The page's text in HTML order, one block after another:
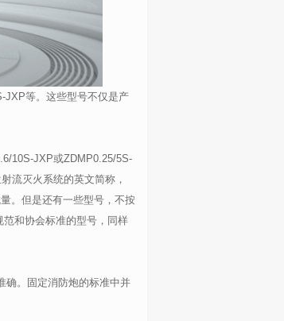
JXP等。这些型号不仅是产
10S-JXP或ZDMP0.25/5S-
流灭火系统的英文简称，
。但是还有一些型号，不按
和协会标准的型号，同样
确。固定消防炮的标准中并